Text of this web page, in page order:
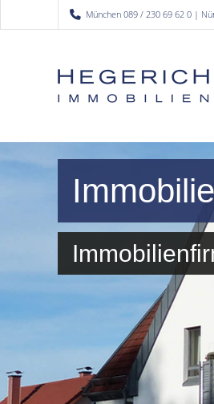
München 089 / 230 69 62 0 |